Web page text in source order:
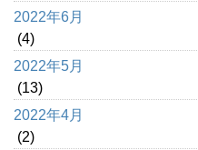
2022年6月
(4)
2022年5月
(13)
2022年4月
(2)